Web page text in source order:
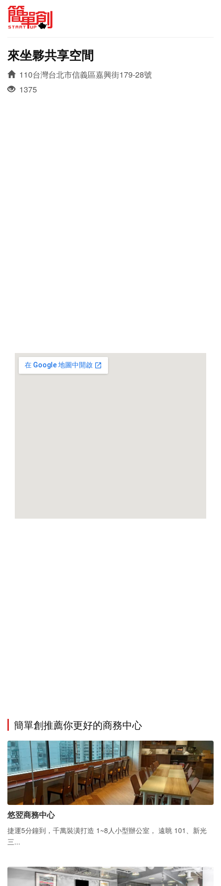
來坐夥共享空間
110台灣台北市信義區嘉興街179-28號
1375
簡單創推薦你更好的商務中心
悠翌商務中心
捷運5分鐘到，千萬裝潢打造 1~8人小型辦公室， 遠眺 101、新光
三...